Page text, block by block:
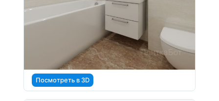
Посмотреть в 3D